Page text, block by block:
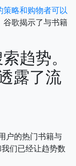
策略和购物者可以
谷歌揭示了与书籍
趋势。
露了流
户的热门书籍与
们已经让趋势数